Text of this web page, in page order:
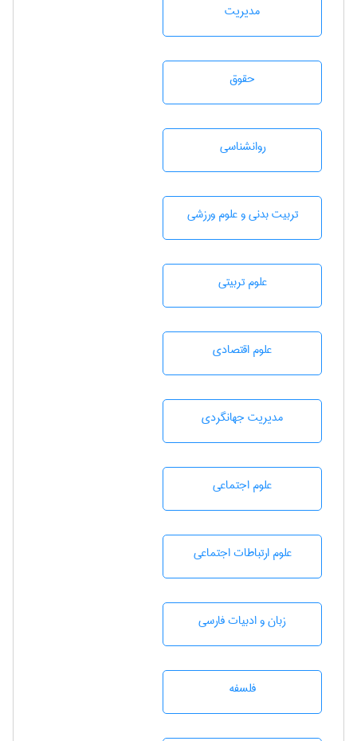
مديريت
حقوق
روانشناسی
تربيت بدنی و علوم ورزشی
علوم تربيتی
علوم اقتصادی
مديريت جهانگردی
علوم اجتماعی
علوم ارتباطات اجتماعی
زبان و ادبيات فارسی
فلسفه